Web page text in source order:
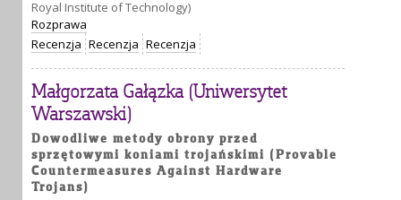
Royal Institute of Technology)
Rozprawa
Recenzja Recenzja Recenzja
Małgorzata Gałązka (Uniwersytet
Warszawski)
Dowodliwe metody obrony przed
sprzętowymi koniami trojańskimi (Provable
Countermeasures Against Hardware
Trojans)